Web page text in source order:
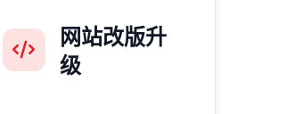
网站改版升
级